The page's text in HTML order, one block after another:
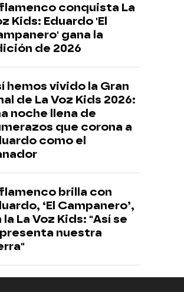
flamenco conquista La
Kids: Eduardo 'El
gana la
de 2026
hemos vivido la Gran
de La Voz Kids 2026:
noche llena de
que corona a
como el
flamenco brilla con
‘El Campanero’,
la La Voz Kids: "Así se
nuestra